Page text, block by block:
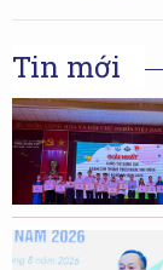
Tin mới